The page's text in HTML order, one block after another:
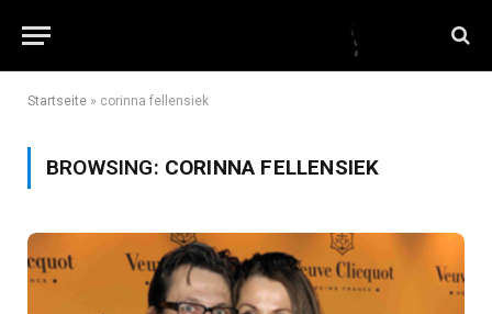
Startseite » corinna fellensiek
BROWSING: CORINNA FELLENSIEK